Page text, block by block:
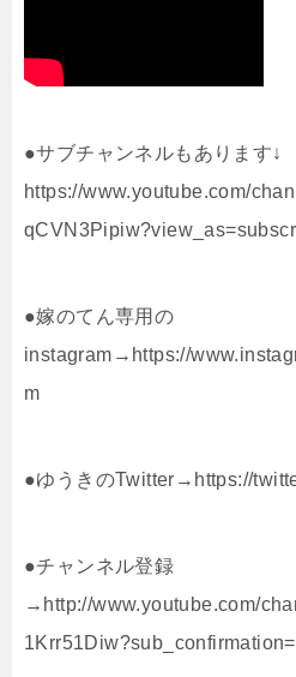
●サブチャンネルもあります↓
https://www.youtube.com/
●嫁のてん専用の
instagram→https://
m
●ゆうきのTwitter→https://
●チャンネル登録
→http://www.youtube.com/